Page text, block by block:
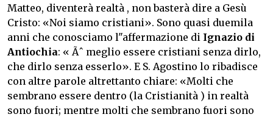
Matteo, diventerà realtà , non basterà dire a Gesù
Cristo: «Noi siamo cristiani». Sono quasi duemila
anni che conosciamo l"affermazione di Ignazio di
Antiochia: « Ãˆ meglio essere cristiani senza dirlo,
che dirlo senza esserlo». E S. Agostino lo ribadisce
con altre parole altrettanto chiare: «Molti che
sembrano essere dentro (la Cristianità ) in realtà
sono fuori; mentre molti che sembrano fuori sono